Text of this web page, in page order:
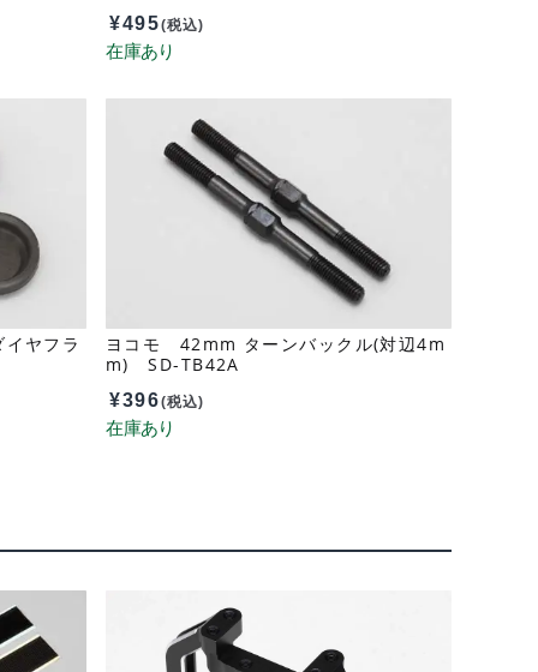
¥495(税込)
ヤフラ
ヨコモ 42mm ターンバックル(対辺4m
m) SD-TB42A
¥396(税込)